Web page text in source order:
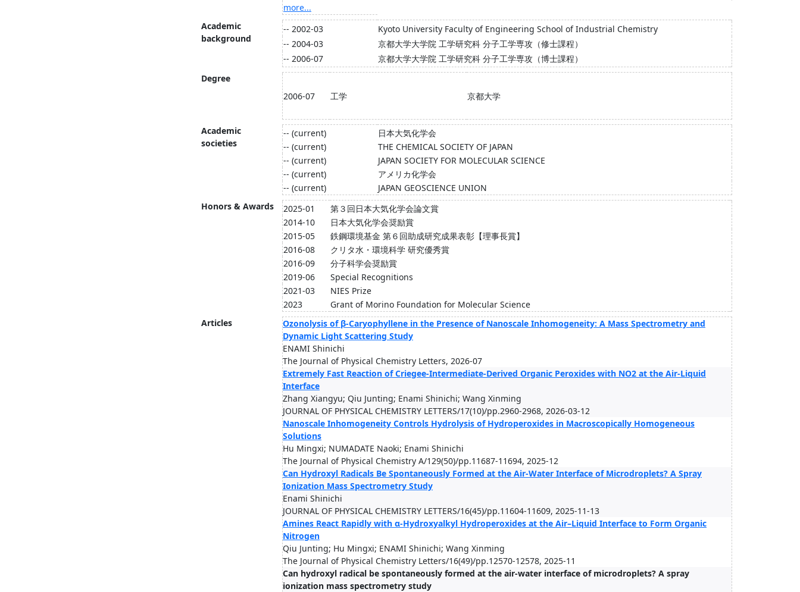
more...
Academic
background
-- 2002-03
Kyoto University Faculty of Engineering School of Industrial Chemistry
-- 2004-03
京都大学大学院 工学研究科 分子工学専攻（修士課程）
-- 2006-07
京都大学大学院 工学研究科 分子工学専攻（博士課程）
Degree
2006-07
工学 京都大学
Academic
societies
-- (current)
日本大気化学会
-- (current)
THE CHEMICAL SOCIETY OF JAPAN
-- (current)
JAPAN SOCIETY FOR MOLECULAR SCIENCE
-- (current)
アメリカ化学会
-- (current)
JAPAN GEOSCIENCE UNION
Honors & Awards
2025-01
第３回日本大気化学会論文賞
2014-10
日本大気化学会奨励賞
2015-05
鉄鋼環境基金 第６回助成研究成果表彰【理事長賞】
2016-08
クリタ水・環境科学 研究優秀賞
2016-09
分子科学会奨励賞
2019-06
Special Recognitions
2021-03
NIES Prize
2023
Grant of Morino Foundation for Molecular Science
Articles
Ozonolysis of β-Caryophyllene in the Presence of Nanoscale Inhomogeneity: A Mass Spectrometry and
Dynamic Light Scattering Study
ENAMI Shinichi
The Journal of Physical Chemistry Letters, 2026-07
Extremely Fast Reaction of Criegee-Intermediate-Derived Organic Peroxides with NO2 at the Air-Liquid
Interface
Zhang Xiangyu; Qiu Junting; Enami Shinichi; Wang Xinming
JOURNAL OF PHYSICAL CHEMISTRY LETTERS/17(10)/pp.2960-2968, 2026-03-12
Nanoscale Inhomogeneity Controls Hydrolysis of Hydroperoxides in Macroscopically Homogeneous
Solutions
Hu Mingxi; NUMADATE Naoki; Enami Shinichi
The Journal of Physical Chemistry A/129(50)/pp.11687-11694, 2025-12
Can Hydroxyl Radicals Be Spontaneously Formed at the Air-Water Interface of Microdroplets? A Spray
Ionization Mass Spectrometry Study
Enami Shinichi
JOURNAL OF PHYSICAL CHEMISTRY LETTERS/16(45)/pp.11604-11609, 2025-11-13
Amines React Rapidly with α-Hydroxyalkyl Hydroperoxides at the Air–Liquid Interface to Form Organic
Nitrogen
Qiu Junting; Hu Mingxi; ENAMI Shinichi; Wang Xinming
The Journal of Physical Chemistry Letters/16(49)/pp.12570-12578, 2025-11
Can hydroxyl radical be spontaneously formed at the air-water interface of microdroplets? A spray
ionization mass spectrometry study